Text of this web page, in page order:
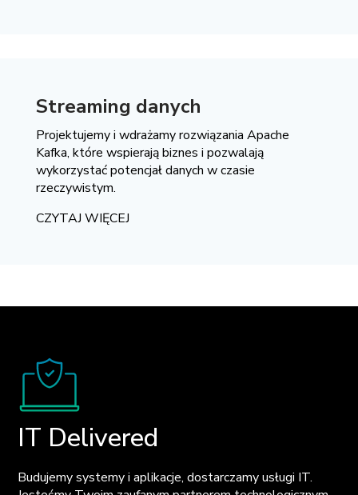
Streaming danych
Projektujemy i wdrażamy rozwiązania Apache
Kafka, które wspierają biznes i pozwalają
wykorzystać potencjał danych w czasie
rzeczywistym.
CZYTAJ WIĘCEJ
IT Delivered
Budujemy systemy i aplikacje, dostarczamy usługi IT.